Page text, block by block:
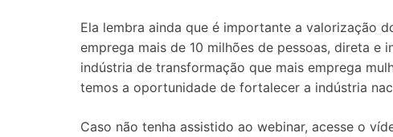
Ela lembra ainda que é importante a valorização
emprega mais de 10 milhões de pessoas, direta e
indústria de transformação que mais emprega
temos a oportunidade de fortalecer a indústria
Caso não tenha assistido ao webinar, acesse o